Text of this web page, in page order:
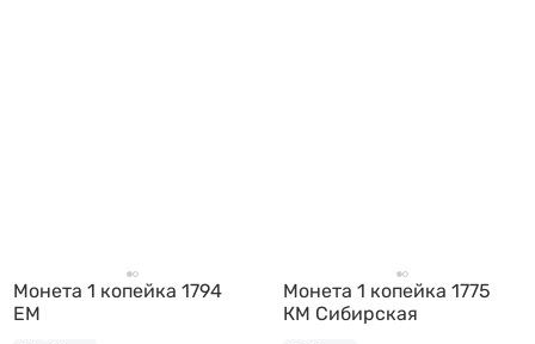
Монета 1 копейка 1794
ЕМ
Монета 1 копейка 1775
КМ Сибирская